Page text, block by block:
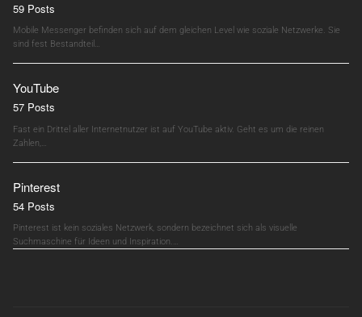
59 Posts
Mobile Messenger befinden sich auf dem gleichen Level wie soziale Netzwerke. Sie
sind fest Bestandteil…
YouTube
57 Posts
Fast ein Drittel aller Internetnutzer ist auf YouTube aktiv. Geht es um die reinen
Zahlen,…
Pinterest
54 Posts
Pinterest ist kein soziales Netzwerk, sondern bezeichnet sich als visuelle
Suchmaschine für Ideen und Inspiration.…